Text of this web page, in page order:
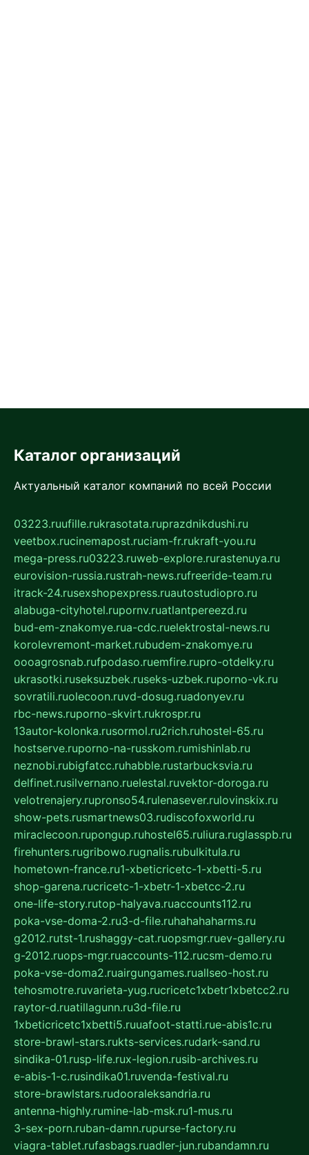
Каталог организаций
Актуальный каталог компаний по всей России
03223.ruufille.rukrasotata.ruprazdnikdushi.ru
veetbox.rucinemapost.ruciam-fr.rukraft-you.ru
mega-press.ru03223.ruweb-explore.rurastenuya.ru
eurovision-russia.rustrah-news.rufreeride-team.ru
itrack-24.rusexshopexpress.ruautostudiopro.ru
alabuga-cityhotel.rupornv.ruatlantpereezd.ru
bud-em-znakomye.rua-cdc.ruelektrostal-news.ru
korolevremont-market.rubudem-znakomye.ru
oooagrosnab.rufpodaso.ruemfire.rupro-otdelky.ru
ukrasotki.ruseksuzbek.ruseks-uzbek.ruporno-vk.ru
sovratili.ruolecoon.ruvd-dosug.ruadonyev.ru
rbc-news.ruporno-skvirt.rukrospr.ru
13autor-kolonka.rusormol.ru2rich.ruhostel-65.ru
hostserve.ruporno-na-russkom.rumishinlab.ru
neznobi.rubigfatcc.ruhabble.rustarbucksvia.ru
delfinet.rusilvernano.ruelestal.ruvektor-doroga.ru
velotrenajery.rupronso54.rulenasever.rulovinskix.ru
show-pets.rusmartnews03.rudiscofoxworld.ru
miraclecoon.rupongup.ruhostel65.ruliura.ruglasspb.ru
firehunters.rugribowo.rugnalis.rubulkitula.ru
hometown-france.ru1-xbeticricetc-1-xbetti-5.ru
shop-garena.rucricetc-1-xbetr-1-xbetcc-2.ru
one-life-story.rutop-halyava.ruaccounts112.ru
poka-vse-doma-2.ru3-d-file.ruhahahaharms.ru
g2012.rutst-1.rushaggy-cat.ruopsmgr.ruev-gallery.ru
g-2012.ruops-mgr.ruaccounts-112.rucsm-demo.ru
poka-vse-doma2.ruairgungames.ruallseo-host.ru
tehosmotre.ruvarieta-yug.rucricetc1xbetr1xbetcc2.ru
raytor-d.ruatillagunn.ru3d-file.ru
1xbeticricetc1xbetti5.ruuafoot-statti.rue-abis1c.ru
store-brawl-stars.rukts-services.rudark-sand.ru
sindika-01.rusp-life.rux-legion.rusib-archives.ru
e-abis-1-c.rusindika01.ruvenda-festival.ru
store-brawlstars.rudooraleksandria.ru
antenna-highly.rumine-lab-msk.ru1-mus.ru
3-sex-porn.ruban-damn.rupurse-factory.ru
viagra-tablet.rufasbags.ruadler-jun.rubandamn.ru